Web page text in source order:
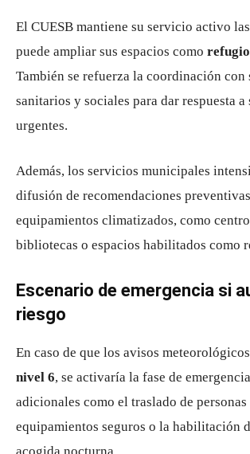
El CUESB mantiene su servicio activo
puede ampliar sus espacios como
También se refuerza la coordinación con
sanitarios y sociales para dar respuesta a
urgentes.
Además, los servicios municipales
difusión de recomendaciones
equipamientos climatizados, como
bibliotecas o espacios habilitados como
Escenario de emergencia si
riesgo
En caso de que los avisos
nivel 6, se activaría la fase de
adicionales como el traslado de
equipamientos seguros o la habilitación